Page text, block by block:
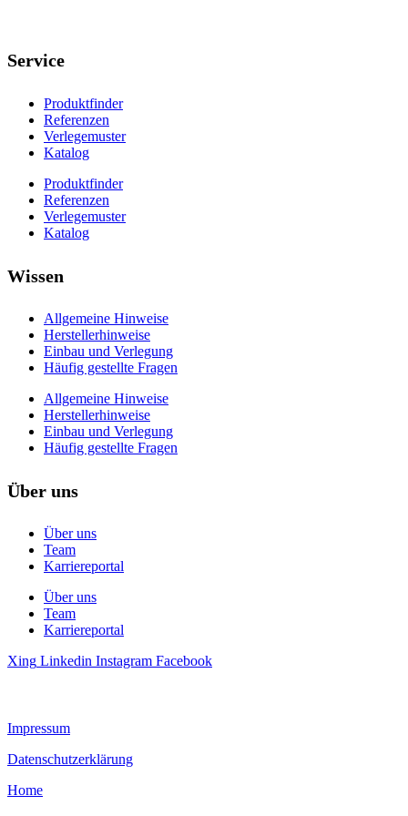
Service
Produktfinder
Referenzen
Verlegemuster
Katalog
Produktfinder
Referenzen
Verlegemuster
Katalog
Wissen
Allgemeine Hinweise
Herstellerhinweise
Einbau und Verlegung
Häufig gestellte Fragen
Allgemeine Hinweise
Herstellerhinweise
Einbau und Verlegung
Häufig gestellte Fragen
Über uns
Über uns
Team
Karriereportal
Über uns
Team
Karriereportal
Xing Linkedin Instagram Facebook
Impressum
Datenschutzerklärung
Home